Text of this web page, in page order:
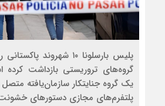
پلیس بارسلونا ۱۰ شهروند
گروه‌های تروریستی بازداشت کرده
یک گروه جنایتکار سازمان‌یافته متصل
پلتفرم‌های مجازی دستورهای